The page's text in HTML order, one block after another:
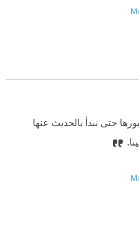
حتى نبدأ بالحديث عنها